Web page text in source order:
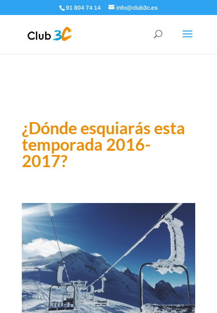
91 804 74 14 info@club3c.es
¿Dónde esquiarás esta
temporada 2016-
2017?